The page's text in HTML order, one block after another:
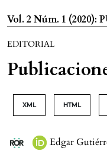
Vol. 2 Núm. 1 (2020):
EDITORIAL
XML HTML
Edgar